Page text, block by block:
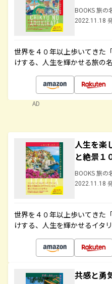
BOOKS 旅の
2022.11.18
世界を４０年以上歩いてきた
けする、人生を輝かせる旅の
AD
人生を楽
と絶景１
BOOKS 旅の
2022.11.18
世界を４０年以上歩いてきた
けする、人生を輝かせるイタ
共感と勇